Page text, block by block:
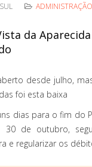
ADMINISTRAÇÃO
da
desde julho,
foi esta baixa
dias para o fim do
30 de outubro,
e regularizar os